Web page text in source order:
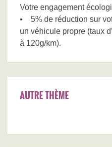
Votre engagement
• 5% de réduction sur
un véhicule propre (taux
à 120g/km).
AUTRE THÈME